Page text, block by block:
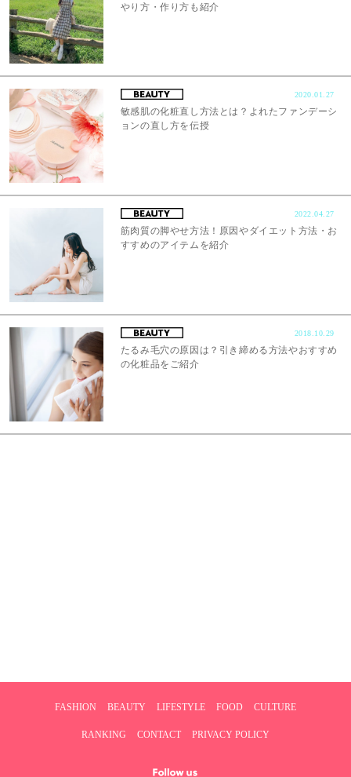
やり方・作り方も紹介
2020.01.27
敏感肌の化粧直し方法とは？よれたファンデーシ
ョンの直し方を伝授
2022.04.27
筋肉質の脚やせ方法！原因やダイエット方法・お
すすめのアイテムを紹介
2018.10.29
たるみ毛穴の原因は？引き締める方法やおすすめ
の化粧品をご紹介
FASHION BEAUTY LIFESTYLE FOOD CULTURE
RANKING CONTACT PRIVACY POLICY